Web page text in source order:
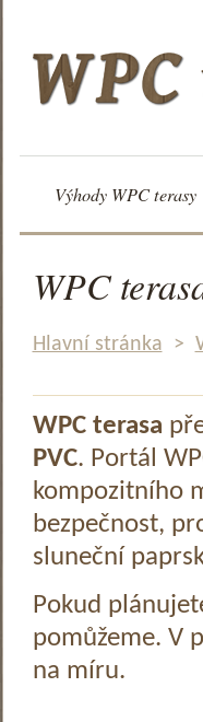
Výhody WPC terasy
WPC
Hlavní stránka >
WPC terasa
PVC. Portál
kompozitního
bezpečnost,
sluneční
Pokud
pomůžeme. V
na míru.